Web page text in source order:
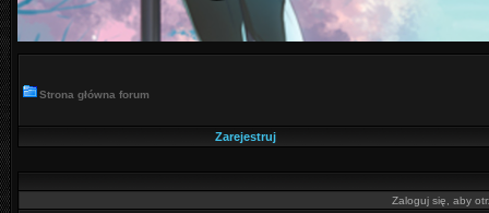
Strona główna forum
Zarejestruj
Zaloguj się, aby